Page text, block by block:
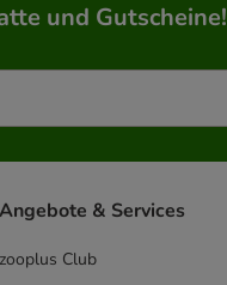
und Gutscheine!
Angebote & Services
zooplus Club